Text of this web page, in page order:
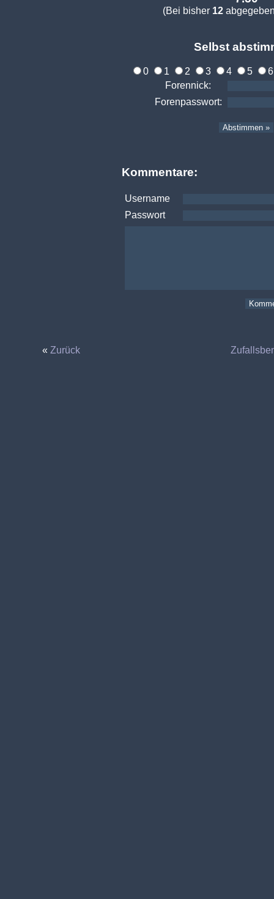
(Bei bisher 12
Selbst
0 1 2 3 4 5
Forennick:
Forenpasswort:
Kommentare:
Username
Passwort
« Zurück